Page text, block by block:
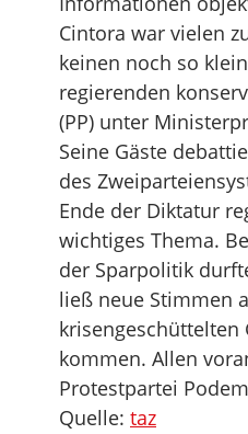
Cintora war vielen
keinen noch so
regierenden
(PP) unter
Seine Gäste
des
Ende der Diktatur
wichtiges Thema.
der Sparpolitik
ließ neue Stimmen
krisengeschüttelten
kommen. Allen
Protestpartei
Quelle: taz